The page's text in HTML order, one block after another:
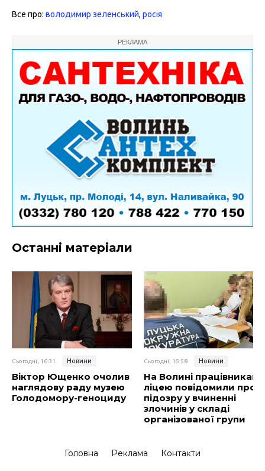
Все про: володимир зеленський, росія
РЕКЛАМА
Останні матеріали
Сьогодні, 16:31 Новини
Віктор Ющенко очолив
наглядову раду музею
Голодомору-геноциду
Сьогодні, 15:58 Новини
На Волині працівникам
ліцею повідомили про
підозру у вчиненні
злочинів у складі
організованої групи
Головна Реклама Контакти